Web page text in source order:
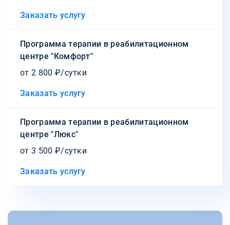
Заказать услугу
Программа терапии в реабилитационном
центре "Комфорт"
от 2 800 ₽/сутки
Заказать услугу
Программа терапии в реабилитационном
центре "Люкс"
от 3 500 ₽/сутки
Заказать услугу